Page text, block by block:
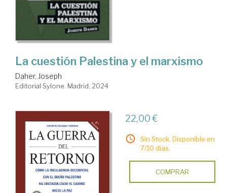
La cuestión Palestina y el marxismo
Daher, Joseph
Editorial Sylone. Madrid, 2024
22,00 €
Sin Stock. Disponible en
7/10 días.
COMPRAR